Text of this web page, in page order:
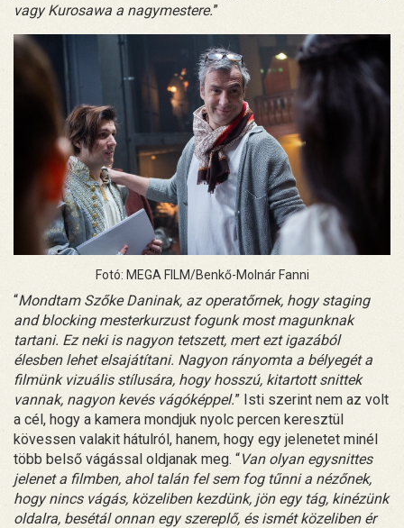
vagy Kurosawa a nagymestere.”
Fotó: MEGA FILM/Benkő-Molnár Fanni
“Mondtam Szőke Daninak, az operatőrnek, hogy staging
and blocking mesterkurzust fogunk most magunknak
tartani. Ez neki is nagyon tetszett, mert ezt igazából
élesben lehet elsajátítani. Nagyon rányomta a bélyegét a
filmünk vizuális stílusára, hogy hosszú, kitartott snittek
vannak, nagyon kevés vágóképpel.” Isti szerint nem az volt
a cél, hogy a kamera mondjuk nyolc percen keresztül
kövessen valakit hátulról, hanem, hogy egy jelenetet minél
több belső vágással oldjanak meg. “Van olyan egysnittes
jelenet a filmben, ahol talán fel sem fog tűnni a nézőnek,
hogy nincs vágás, közeliben kezdünk, jön egy tág, kinézünk
oldalra, besétál onnan egy szereplő, és ismét közeliben ér